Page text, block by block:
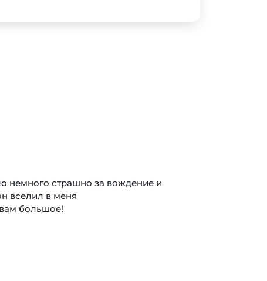
немного страшно за вождение и
вселил в меня
большое!